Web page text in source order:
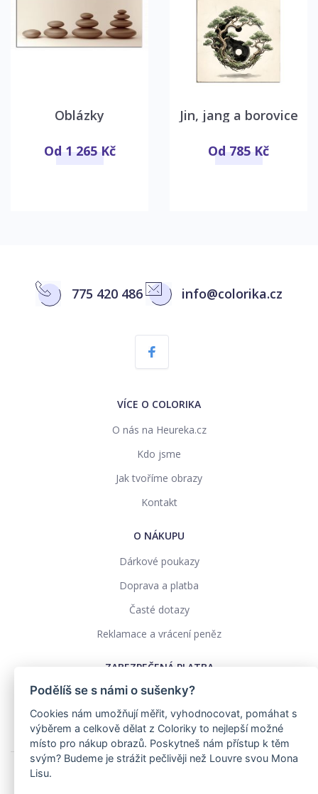
Oblázky
Od 1 265 Kč
Jin, jang a borovice
Od 785 Kč
775 420 486 info@colorika.cz
VÍCE O COLORIKA
O nás na Heureka.cz
Kdo jsme
Jak tvoříme obrazy
Kontakt
O NÁKUPU
Dárkové poukazy
Doprava a platba
Časté dotazy
Reklamace a vrácení peněz
ZABEZPEČENÁ PLATBA
Podělíš se s námi o sušenky?
Cookies nám umožňují měřit, vyhodnocovat, pomáhat s
výběrem a celkově dělat z Coloriky to nejlepší možné
místo pro nákup obrazů. Poskytneš nám přístup k těm
svým? Budeme je strážit pečlivěji než Louvre svou Mona
Lisu.